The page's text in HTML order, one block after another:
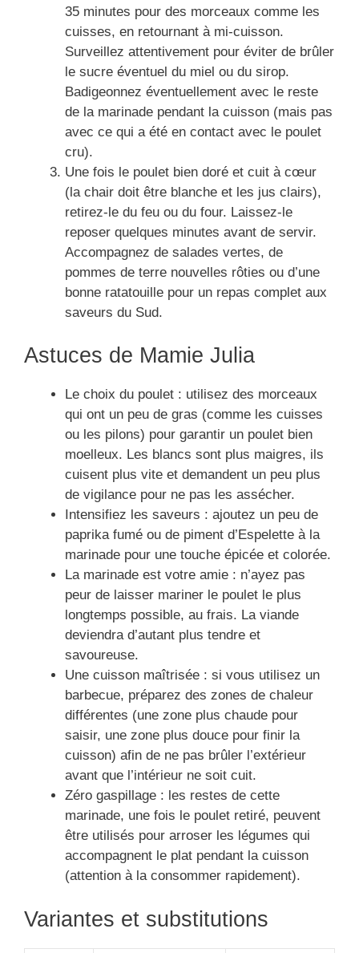
35 minutes pour des morceaux comme les
cuisses, en retournant à mi-cuisson.
Surveillez attentivement pour éviter de brûler
le sucre éventuel du miel ou du sirop.
Badigeonnez éventuellement avec le reste
de la marinade pendant la cuisson (mais pas
avec ce qui a été en contact avec le poulet
cru).
Une fois le poulet bien doré et cuit à cœur
(la chair doit être blanche et les jus clairs),
retirez-le du feu ou du four. Laissez-le
reposer quelques minutes avant de servir.
Accompagnez de salades vertes, de
pommes de terre nouvelles rôties ou d’une
bonne ratatouille pour un repas complet aux
saveurs du Sud.
Astuces de Mamie Julia
Le choix du poulet : utilisez des morceaux
qui ont un peu de gras (comme les cuisses
ou les pilons) pour garantir un poulet bien
moelleux. Les blancs sont plus maigres, ils
cuisent plus vite et demandent un peu plus
de vigilance pour ne pas les assécher.
Intensifiez les saveurs : ajoutez un peu de
paprika fumé ou de piment d’Espelette à la
marinade pour une touche épicée et colorée.
La marinade est votre amie : n’ayez pas
peur de laisser mariner le poulet le plus
longtemps possible, au frais. La viande
deviendra d’autant plus tendre et
savoureuse.
Une cuisson maîtrisée : si vous utilisez un
barbecue, préparez des zones de chaleur
différentes (une zone plus chaude pour
saisir, une zone plus douce pour finir la
cuisson) afin de ne pas brûler l’extérieur
avant que l’intérieur ne soit cuit.
Zéro gaspillage : les restes de cette
marinade, une fois le poulet retiré, peuvent
être utilisés pour arroser les légumes qui
accompagnent le plat pendant la cuisson
(attention à la consommer rapidement).
Variantes et substitutions